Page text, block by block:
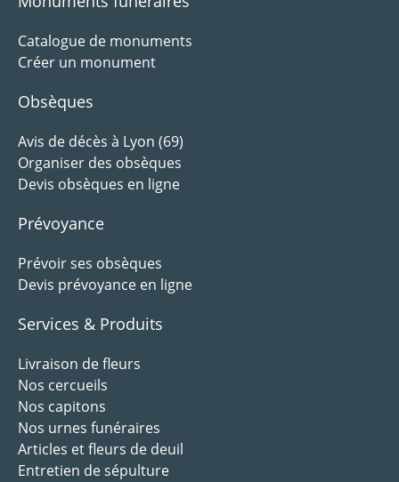
Catalogue de monuments
Créer un monument
Obsèques
Avis de décès à Lyon (69)
Organiser des obsèques
Devis obsèques en ligne
Prévoyance
Prévoir ses obsèques
Devis prévoyance en ligne
Services & Produits
Livraison de fleurs
Nos cercueils
Nos capitons
Nos urnes funéraires
Articles et fleurs de deuil
Entretien de sépulture